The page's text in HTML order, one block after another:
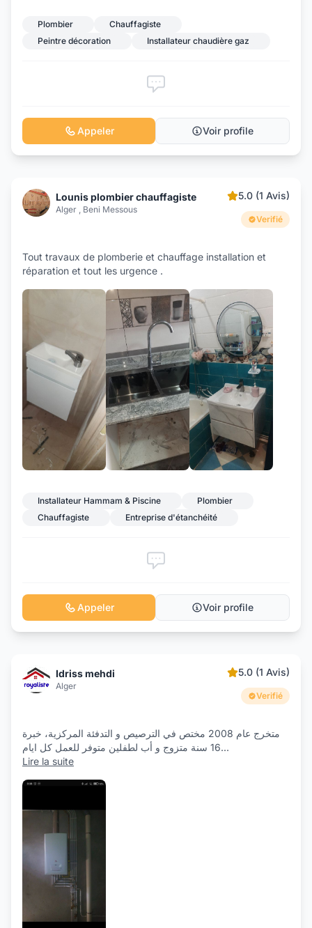
Plombier
Chauffagiste
Peintre décoration
Installateur chaudière gaz
Appeler Voir profile
Lounis plombier chauffagiste
Alger , Beni Messous
5.0 (1 Avis)
Verifié
Tout travaux de plomberie et chauffage installation et
réparation et tout les urgence .
Installateur Hammam & Piscine
Plombier
Chauffagiste
Entreprise d'étanchéité
Appeler Voir profile
Idriss mehdi
Alger
5.0 (1 Avis)
Verifié
متخرج عام 2008 مختص في الترصيص و التدفئة المركزية، خبرة
16 سنة متزوج و أب لطفلين متوفر للعمل كل ايام...
Lire la suite